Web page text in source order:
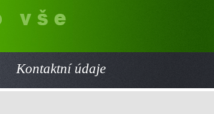
Kontaktní údaje